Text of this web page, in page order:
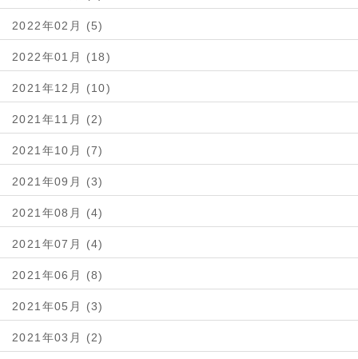
2022年02月 (5)
2022年01月 (18)
2021年12月 (10)
2021年11月 (2)
2021年10月 (7)
2021年09月 (3)
2021年08月 (4)
2021年07月 (4)
2021年06月 (8)
2021年05月 (3)
2021年03月 (2)